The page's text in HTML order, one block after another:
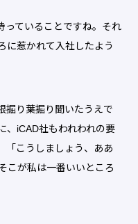
っていることですね。それ
に惹かれて入社したよう
掘り葉掘り聞いたうえで
、iCAD社もわれわれの要
「こうしましょう、ああ
こが私は一番いいところ